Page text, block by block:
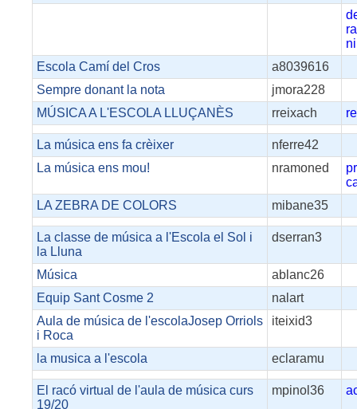
Escola Camí del Cros
a8039616
Sempre donant la nota
jmora228
MÚSICA A L'ESCOLA LLUÇANÈS
rreixach
La música ens fa crèixer
nferre42
La música ens mou!
nramoned
LA ZEBRA DE COLORS
mibane35
La classe de música a l'Escola el Sol i
la Lluna
dserran3
Música
ablanc26
Equip Sant Cosme 2
nalart
Aula de música de l'escolaJosep Orriols
i Roca
iteixid3
la musica a l'escola eclaramu
El racó virtual de l'aula de música curs
19/20
mpinol36